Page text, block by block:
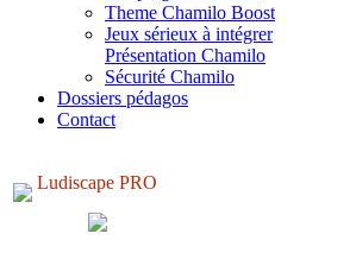
Theme Chamilo Boost
Jeux sérieux à intégrer
Présentation Chamilo
Sécurité Chamilo
Dossiers pédagos
Contact
Ludiscape PRO